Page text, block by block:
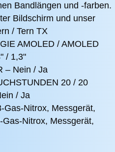
Bandlängen und -farben.
Bildschirm und unser
/ Tern TX
AMOLED / AMOLED
/ 1,3"
– Nein / Ja
20 / 20
/ Ja
Gas-Nitrox, Messgerät,
Nitrox, Messgerät,